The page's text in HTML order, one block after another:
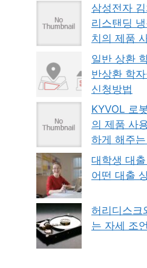
삼성전자
리스탠딩
치의 제품
일반 상환
반상환 학
신청방법
KYVOL 로
의 제품 사
하게 해주
대학생 대
어떤 대출
허리디스크
는 자세 조